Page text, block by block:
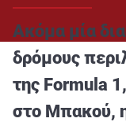
TSILI LEAGUE
RETRO
BLOGS
QUIZ
Ακόμα μία
δρόμους
της Formula
στο Μπακού,